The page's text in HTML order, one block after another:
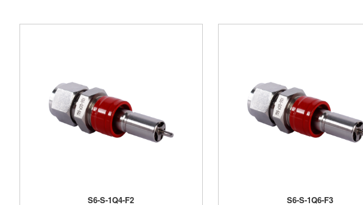
S6-S-1Q4-F2
S6-S-1Q6-F3